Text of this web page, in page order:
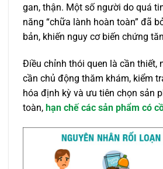
gan, thận. Một số người do quá
năng “chữa lành hoàn toàn” đã
bản, khiến nguy cơ biến chứng
Điều chỉnh thói quen là cần thiết,
cần chủ động thăm khám, kiểm
hóa định kỳ và ưu tiên chọn sản
toàn, hạn chế các sản phẩm có